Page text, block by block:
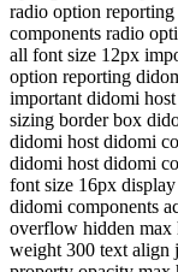
radio option
components radio
all font size 12px
option reporting
important didomi
sizing border box
didomi host didomi
didomi host didomi
font size 16px
didomi components
overflow hidden
weight 300 text align